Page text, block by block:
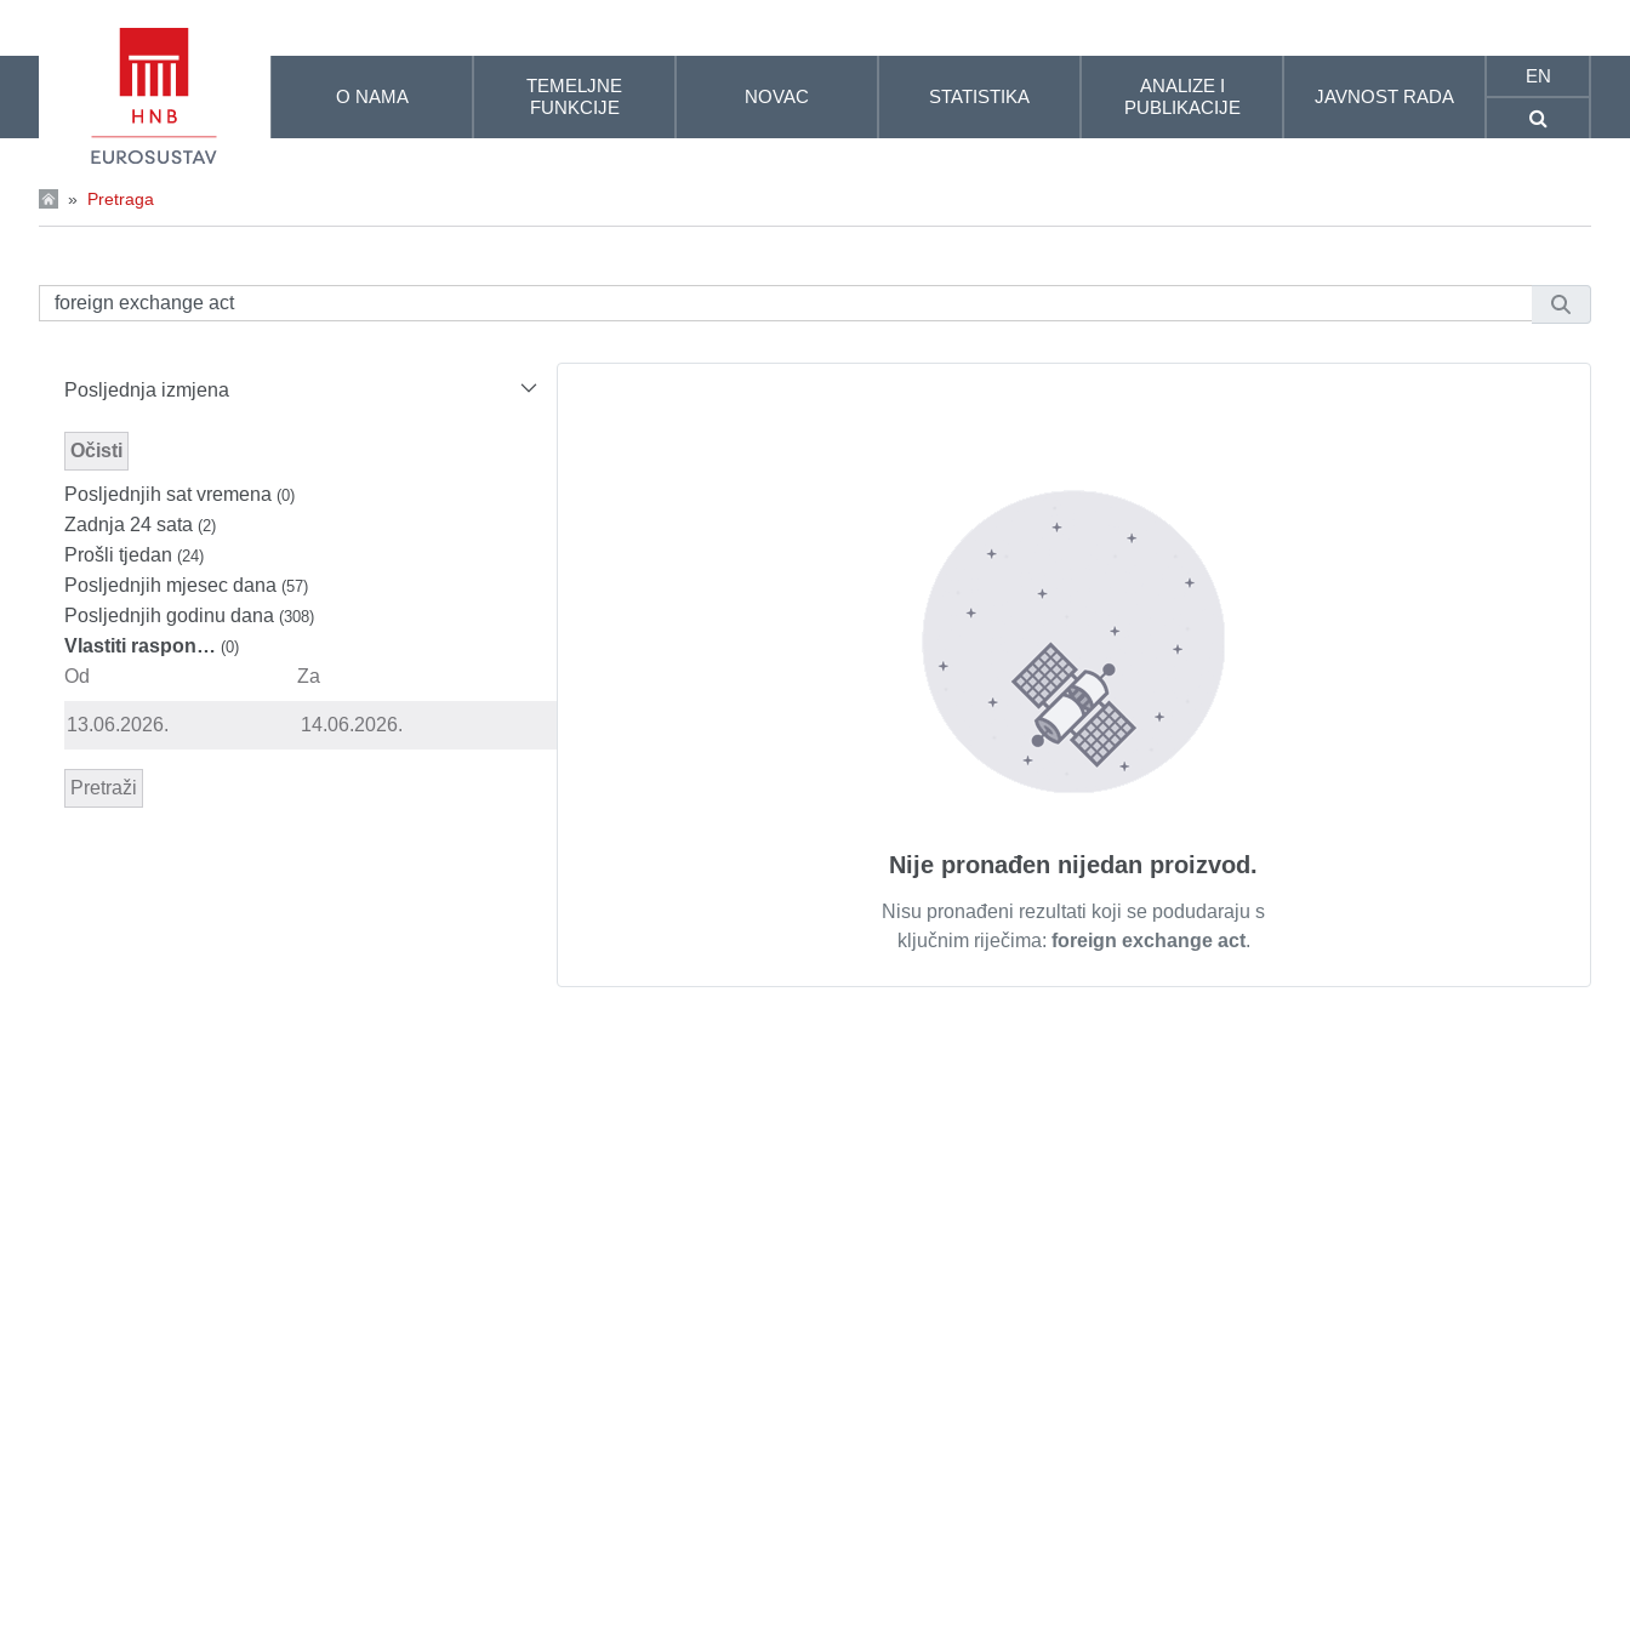
O NAMA
TEMELJNE
FUNKCIJE
NOVAC STATISTIKA
ANALIZE I
PUBLIKACIJE
JAVNOST RADA
EN
» Pretraga
Posljednja izmjena
Očisti
Posljednjih sat vremena (0)
Zadnja 24 sata (2)
Prošli tjedan (24)
Posljednjih mjesec dana (57)
Posljednjih godinu dana (308)
Vlastiti raspon… (0)
Od Za
Pretraži
Nije pronađen nijedan proizvod.
Nisu pronađeni rezultati koji se podudaraju s
ključnim riječima: foreign exchange act.